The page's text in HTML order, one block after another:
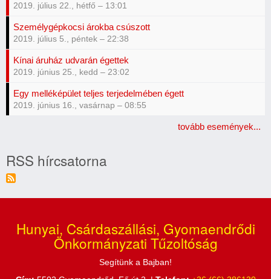
2019. július 22., hétfő – 13:01
Személygépkocsi árokba csúszott
2019. július 5., péntek – 22:38
Kínai áruház udvarán égettek
2019. június 25., kedd – 23:02
Egy melléképület teljes terjedelmében égett
2019. június 16., vasárnap – 08:55
tovább események...
RSS hírcsatorna
Hunyai, Csárdaszállási, Gyomaendrődi
Önkormányzati Tűzoltóság
Segítünk a Bajban!